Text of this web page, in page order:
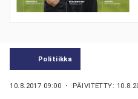
Politiikka
10.8.2017 09:00 ・ PÄIVITETTY: